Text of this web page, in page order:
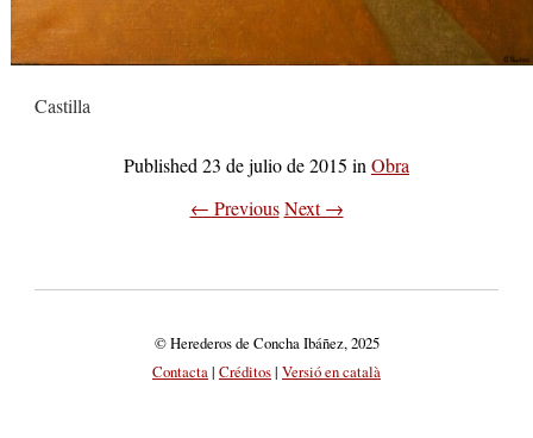
Castilla
Published 23 de julio de 2015 in Obra
← Previous Next →
© Herederos de Concha Ibáñez, 2025
Contacta| Créditos| Versió en català